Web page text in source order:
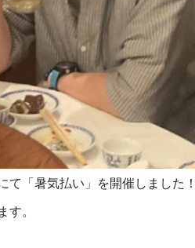
て「暑気払い」を開催しました
。